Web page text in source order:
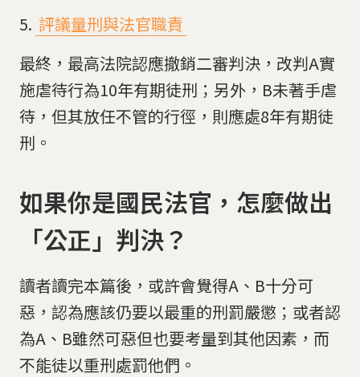
評議量刑與法官職責
最終，最高法院認應撤銷二審判決，改判A實
施虐待行為10年有期徒刑；另外，B未著手虐
待，但其放任不管的行徑，則應處8年有期徒
刑。
如果你是國民法官，怎麼做出
「公正」判決？
讀者讀完本篇後，或許會覺得A、B十分可
惡，認為應該仍要以最重的刑罰嚴懲；或者認
為A、B雖然可惡但也要考量到其他因素，而
不能徒以重刑處罰他們。